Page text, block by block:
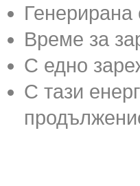
Генерирана
Време за
С едно
С тази